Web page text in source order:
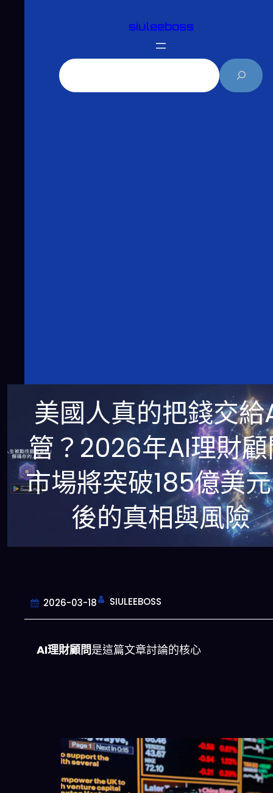
siuleeboss
美國人真的把錢交給
管？2026年AI理財
市場將突破185億美
後的真相與風險
2026-03-18 SIULEEBOSS
AI理財顧問是這篇文章討論的核心